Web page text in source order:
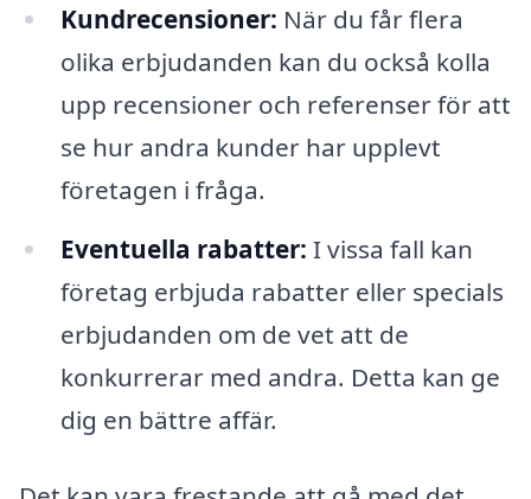
Kundrecensioner: När du får flera
olika erbjudanden kan du också kolla
upp recensioner och referenser för att
se hur andra kunder har upplevt
företagen i fråga.
Eventuella rabatter: I vissa fall kan
företag erbjuda rabatter eller specials
erbjudanden om de vet att de
konkurrerar med andra. Detta kan ge
dig en bättre affär.